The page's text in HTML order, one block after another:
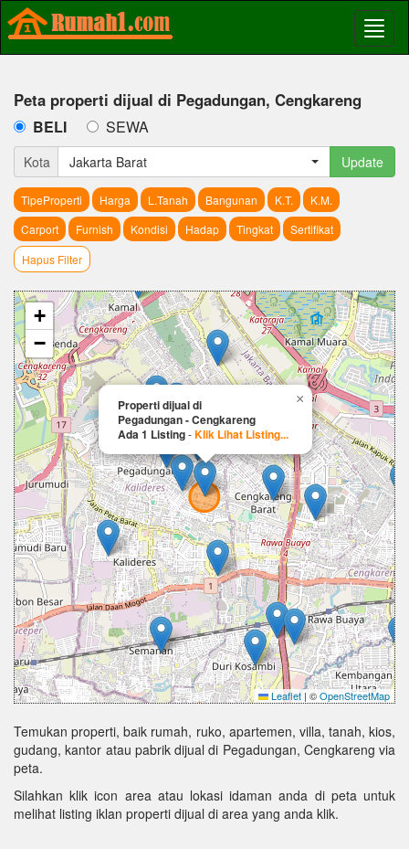
Peta properti dijual di Pegadungan, Cengkareng
BELI SEWA
Kota Jakarta Barat Update
TipeProperti Harga L.Tanah Bangunan K.T.
K.M.
Carport
Furnish Kondisi Hadap Tingkat
Sertifikat
Hapus Filter
Properti dijual di
Pegadungan - Cengkareng
Ada 1 Listing-Klik Lihat Listing...
×
+
−
Leaflet |©OpenStreetMap
Temukan properti, baik rumah, ruko, apartemen, villa, tanah, kios,
gudang, kantor atau pabrik dijual di Pegadungan, Cengkareng via
peta.
Silahkan klik icon area atau lokasi idaman anda di peta untuk
melihat listing iklan properti dijual di area yang anda klik.